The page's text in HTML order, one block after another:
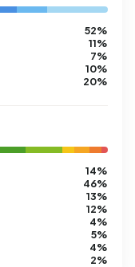
52%
11%
7%
10%
20%
14%
46%
13%
12%
4%
5%
4%
2%